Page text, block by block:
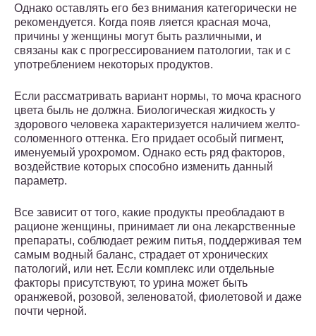
Однако оставлять его без внимания категорически не
рекомендуется. Когда появ ляется красная моча,
причины у женщины могут быть различными, и
связаны как с прогрессированием патологии, так и с
употреблением некоторых продуктов.
Если рассматривать вариант нормы, то моча красного
цвета быль не должна. Биологическая жидкость у
здорового человека характеризуется наличием желто-
соломенного оттенка. Его придает особый пигмент,
именуемый урохромом. Однако есть ряд факторов,
воздействие которых способно изменить данный
параметр.
Все зависит от того, какие продукты преобладают в
рационе женщины, принимает ли она лекарственные
препараты, соблюдает режим питья, поддерживая тем
самым водный баланс, страдает от хронических
патологий, или нет. Если комплекс или отдельные
факторы присутствуют, то урина может быть
оранжевой, розовой, зеленоватой, фиолетовой и даже
почти черной.